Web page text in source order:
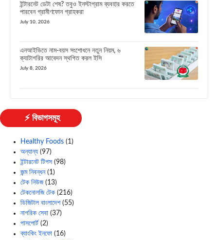
ইন্টারনেট ডেটা শেষ? তবুও ইনস্টাগ্রাম ব্যবহার করতে
পারবেন গ্রামীণফোন গ্রাহকরা
July 10, 2026
এনআইডিতে নাম-বয়স সংশোধনে নতুন নিয়ম, ৬
ক্যাটাগরির আবেদন স্থগিত করল ইসি
July 8, 2026
⚡ বিভাগসমূহ
Healthy Foods (1)
অন্যান্য (97)
ইন্টারনেট টিপস (98)
জন্ম নিবন্ধন(1)
টেক নিউজ(13)
টেকনোলজি টেক (216)
ডিজিটাল বাংলাদেশ(55)
নাগরিক সেবা (37)
পাসপোর্ট (2)
ব্যাংকিং ইনফো (16)